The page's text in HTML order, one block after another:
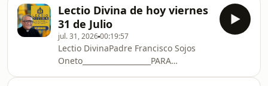
EN ECUADOR:Banco Bolivaria
WhatsApp: enviar mensaje al +593 99
157 8586 📱CANAL DE
WHATSAPP: https://whatsapp.com/channel/
A QUE PROCLAMA SIGA
CRECIENDODONORBOX:https://donorbox.org/
crece___________________TRANSFERENCIAS
Lectio Divina de hoy viernes
31 de Julio
jul. 31, 202600:19:57
Lectio DivinaPadre Francisco Sojos
Oneto___________________PARA